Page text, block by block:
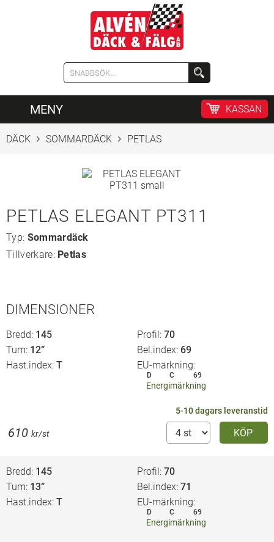
MENY KASSAN
DÄCK SOMMARDÄCK PETLAS
PETLAS ELEGANT PT311
Typ: Sommardäck
Tillverkare: Petlas
DIMENSIONER
Bredd 145 Profil 70
Tum 12” Bel.index 69
Hast.index T EU-märkning
D C 69
Energimärkning
5-10 dagars leveranstid
KÖP
610 kr/st
Bredd 145 Profil 70
Tum 13” Bel.index 71
Hast.index T EU-märkning
D C 69
Energimärkning